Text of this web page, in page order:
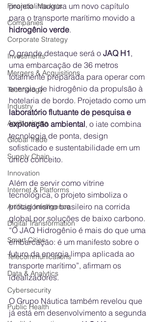
Financial Markets
Companies
Corporate Strategy
Investments
Mergers & Acquisitions
Technology
Industry
Agribusiness
Global Trade
Supply Chain
Innovation
Internet & Platforms
Artificial Intelligence
Digital Transformation
Smart Cities
Telecommunications
Data & Analytics
Cybersecurity
Public Health
projeto inaugura um novo capítulo
para o transporte marítimo movido a
hidrogênio verde.
O grande destaque será o JAQ H1,
uma embarcação de 36 metros
totalmente preparada para operar com
energia de hidrogênio da propulsão à
hotelaria de bordo. Projetado como um
laboratório flutuante de pesquisa e
exploração ambiental, o iate combina
tecnologia de ponta, design
sofisticado e sustentabilidade em um
único conceito.
Além de servir como vitrine
tecnológica, o projeto simboliza o
protagonismo brasileiro na corrida
global por soluções de baixo carbono.
“O JAQ Hidrogênio é mais do que uma
embarcação: é um manifesto sobre o
futuro da energia limpa aplicada ao
transporte marítimo”, afirmam os
idealizadores.
O Grupo Náutica também revelou que
já está em desenvolvimento a segunda